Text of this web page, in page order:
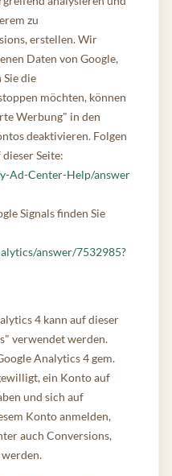
zu
erstellen. Wir
Daten von Google,
die
möchten, können
Werbung" in den
deaktivieren. Folgen
Seite:
Ad-Center-Help/answer
Signals finden Sie
/answer/7532985?
4 kann auf dieser
verwendet werden.
Analytics 4 gem.
ein Konto auf
und sich auf
Konto anmelden,
auch Conversions,